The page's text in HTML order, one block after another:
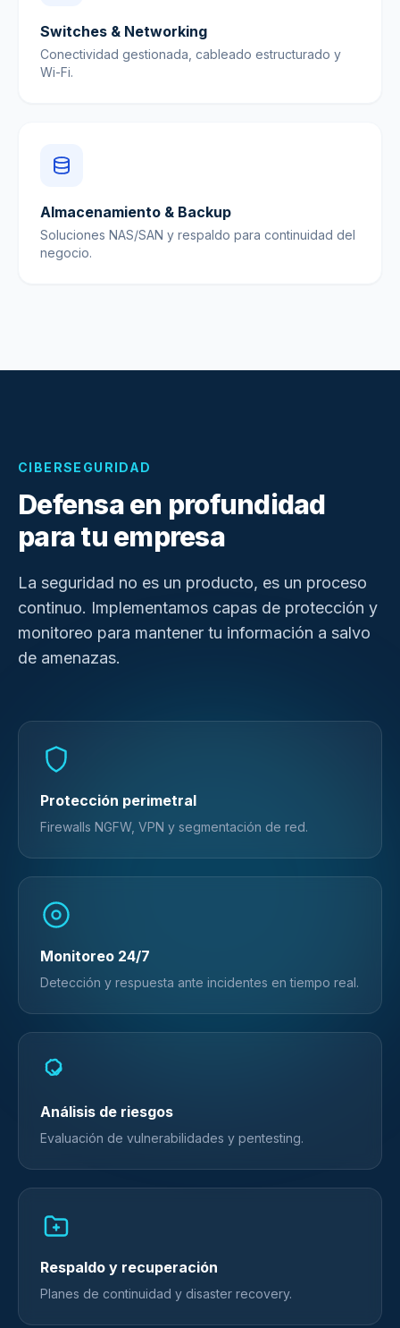
Switches & Networking
Conectividad gestionada, cableado estructurado y
Wi-Fi.
Almacenamiento & Backup
Soluciones NAS/SAN y respaldo para continuidad del
negocio.
CIBERSEGURIDAD
Defensa en profundidad
para tu empresa
La seguridad no es un producto, es un proceso
continuo. Implementamos capas de protección y
monitoreo para mantener tu información a salvo
de amenazas.
Protección perimetral
Firewalls NGFW, VPN y segmentación de red.
Monitoreo 24/7
Detección y respuesta ante incidentes en tiempo real.
Análisis de riesgos
Evaluación de vulnerabilidades y pentesting.
Respaldo y recuperación
Planes de continuidad y disaster recovery.